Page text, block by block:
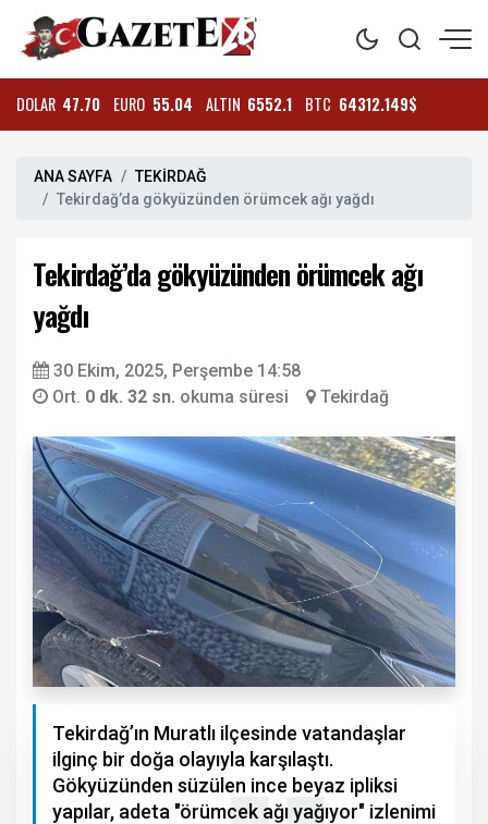
DOLAR 47.70 EURO 55.04 ALTIN 6552.1 BTC 64312.149$
ANA SAYFA
TEKİRDAĞ
Tekirdağ’da gökyüzünden örümcek ağı yağdı
Tekirdağ’da gökyüzünden örümcek ağı
yağdı
30 Ekim, 2025, Perşembe 14:58
Ort. 0 dk. 32 sn. okuma süresi Tekirdağ
Tekirdağ’ın Muratlı ilçesinde vatandaşlar
ilginç bir doğa olayıyla karşılaştı.
Gökyüzünden süzülen ince beyaz ipliksi
yapılar, adeta "örümcek ağı yağıyor" izlenimi